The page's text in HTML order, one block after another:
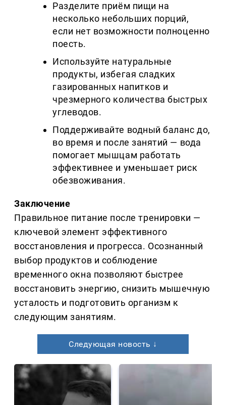
Разделите приём пищи на
несколько небольших порций,
если нет возможности полноценно
поесть.
Используйте натуральные
продукты, избегая сладких
газированных напитков и
чрезмерного количества быстрых
углеводов.
Поддерживайте водный баланс до,
во время и после занятий — вода
помогает мышцам работать
эффективнее и уменьшает риск
обезвоживания.
Заключение
Правильное питание после тренировки —
ключевой элемент эффективного
восстановления и прогресса. Осознанный
выбор продуктов и соблюдение
временного окна позволяют быстрее
восстановить энергию, снизить мышечную
усталость и подготовить организм к
следующим занятиям.
Следующая новость ↓